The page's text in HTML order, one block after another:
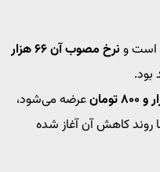
است و
نرخ مصوب آن ۶۶ هزار
بود.
عرضه می‌شود،
روند کاهش آن آغاز شده